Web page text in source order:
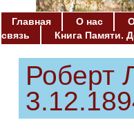
Главная О нас
связь
Книга Памяти.
Роберт